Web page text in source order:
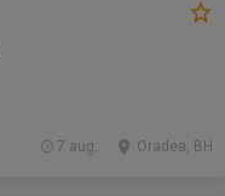
Oradea, BH
7 aug.